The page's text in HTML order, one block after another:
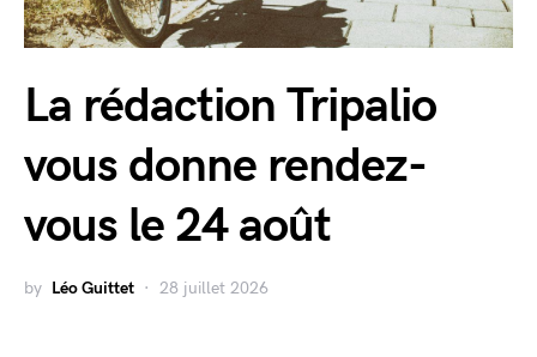
La rédaction Tripalio
vous donne rendez-
vous le 24 août
by Léo Guittet 28 juillet 2026